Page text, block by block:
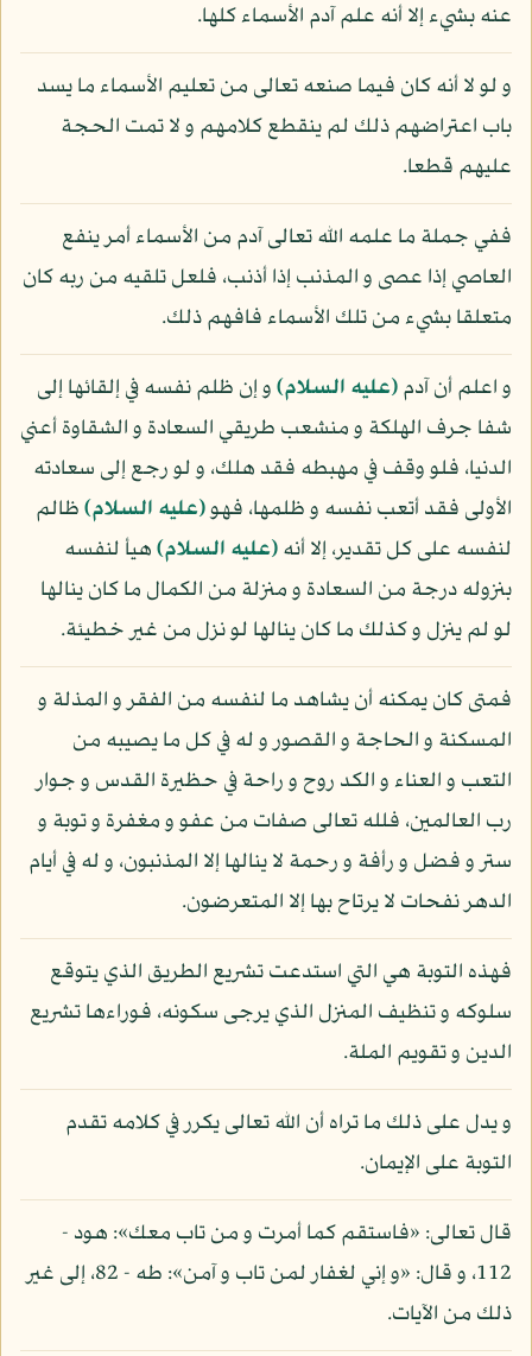
عنه بشيء إلا أنه علم آدم الأسماء كلها.
و لو لا أنه كان فيما صنعه تعالى من تعليم الأسماء ما يسد
باب اعتراضهم ذلك لم ينقطع كلامهم و لا تمت الحجة
عليهم قطعا.
ففي جملة ما علمه الله تعالى آدم من الأسماء أمر ينفع
العاصي إذا عصى و المذنب إذا أذنب، فلعل تلقيه من ربه كان
متعلقا بشيء من تلك الأسماء فافهم ذلك.
و اعلم أن آدم(عليه السلام)و إن ظلم نفسه في إلقائها إلى
شفا جرف الهلكة و منشعب طريقي السعادة و الشقاوة أعني
الدنيا، فلو وقف في مهبطه فقد هلك، و لو رجع إلى سعادته
الأولى فقد أتعب نفسه و ظلمها، فهو(عليه السلام)ظالم
لنفسه على كل تقدير، إلا أنه(عليه السلام)هيأ لنفسه
بنزوله درجة من السعادة و منزلة من الكمال ما كان ينالها
لو لم ينزل و كذلك ما كان ينالها لو نزل من غير خطيئة.
فمتى كان يمكنه أن يشاهد ما لنفسه من الفقر و المذلة و
المسكنة و الحاجة و القصور و له في كل ما يصيبه من
التعب و العناء و الكد روح و راحة في حظيرة القدس و جوار
رب العالمين، فلله تعالى صفات من عفو و مغفرة و توبة و
ستر و فضل و رأفة و رحمة لا ينالها إلا المذنبون، و له في أيام
الدهر نفحات لا يرتاح بها إلا المتعرضون.
فهذه التوبة هي التي استدعت تشريع الطريق الذي يتوقع
سلوكه و تنظيف المنزل الذي يرجى سكونه، فوراءها تشريع
الدين و تقويم الملة.
و يدل على ذلك ما تراه أن الله تعالى يكرر في كلامه تقدم
التوبة على الإيمان.
قال تعالى: «فاستقم كما أمرت و من تاب معك»: هود -
112، و قال: «و إني لغفار لمن تاب و آمن»: طه - 82، إلى غير
ذلك من الآيات.